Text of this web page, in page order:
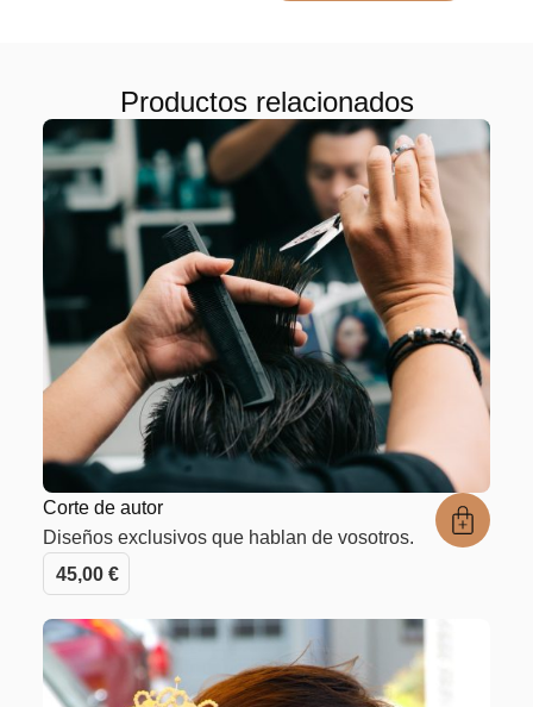
Productos relacionados
Corte de autor
Diseños exclusivos que hablan de vosotros.
45,00 €